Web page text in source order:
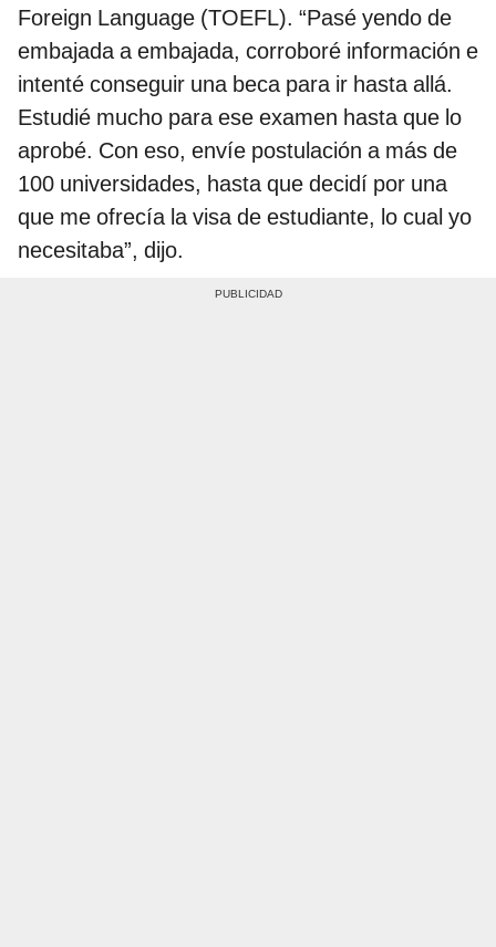
Foreign Language (TOEFL). “Pasé yendo de
embajada a embajada, corroboré información e
intenté conseguir una beca para ir hasta allá.
Estudié mucho para ese examen hasta que lo
aprobé. Con eso, envíe postulación a más de
100 universidades, hasta que decidí por una
que me ofrecía la visa de estudiante, lo cual yo
necesitaba”, dijo.